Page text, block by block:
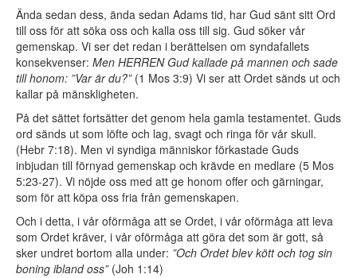
Ända sedan dess, ända sedan Adams tid, har Gud sänt sitt Ord
till oss för att söka oss och kalla oss till sig. Gud söker vår
gemenskap. Vi ser det redan i berättelsen om syndafallets
konsekvenser: Men HERREN Gud kallade på mannen och sade
till honom: ”Var är du?”(1 Mos 3:9) Vi ser att Ordet sänds ut och
kallar på mänskligheten.
På det sättet fortsätter det genom hela gamla testamentet. Guds
ord sänds ut som löfte och lag, svagt och ringa för vår skull.
(Hebr 7:18). Men vi syndiga människor förkastade Guds
inbjudan till förnyad gemenskap och krävde en medlare (5 Mos
5:23-27). Vi nöjde oss med att ge honom offer och gärningar,
som för att köpa oss fria från gemenskapen.
Och i detta, i vår oförmåga att se Ordet, i vår oförmåga att leva
som Ordet kräver, i vår oförmåga att göra det som är gott, så
sker undret bortom alla under: ”Och Ordet blev kött och tog sin
boning ibland oss”(Joh 1:14)